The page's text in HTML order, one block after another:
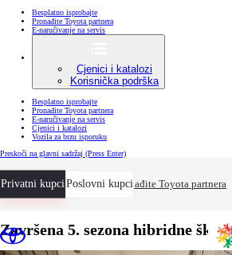
Besplatno isprobajte
Pronađite Toyota partnera
E-naručivanje na servis
Cjenici i katalozi
Korisnička podrška
Besplatno isprobajte
Pronađite Toyota partnera
E-naručivanje na servis
Cjenici i katalozi
Vozila za brzu isporuku
Preskoči na glavni sadržaj (Press Enter)
Privatni kupciPoslovni kupci
Besplatno isprobajte Pronađite Toyota partnera
Završena 5. sezona hibridne škole